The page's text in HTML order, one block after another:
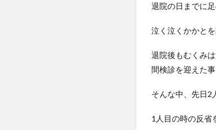
退院の日までに
泣く泣くかかと
退院後もむくみ
間検診を迎えた
そんな中、先日2
1人目の時の反省